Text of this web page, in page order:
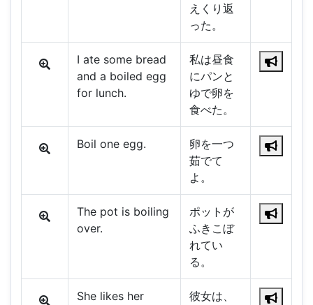
えくり返
った。
I ate some bread
and a boiled egg
for lunch.
私は昼食
にパンと
ゆで卵を
食べた。
Boil one egg.
卵を一つ
茹でて
よ。
The pot is boiling
over.
ポットが
ふきこぼ
れてい
る。
She likes her
彼女は、